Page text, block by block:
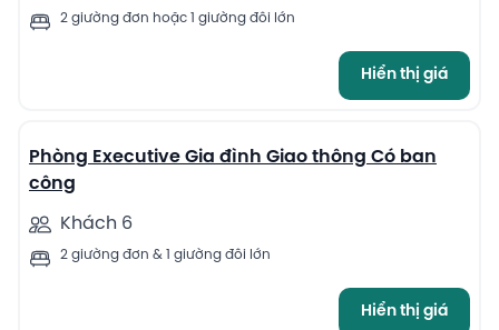
2 giường đơn hoặc 1 giường đôi lớn
Hiển thị giá
7
Phòng Executive Gia đình Giao thông Có ban
công
Khách 6
2 giường đơn & 1 giường đôi lớn
Hiển thị giá